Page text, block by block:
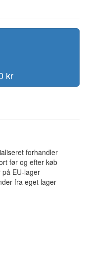
kr
forhandler
før og efter køb
på EU-lager
fra eget lager